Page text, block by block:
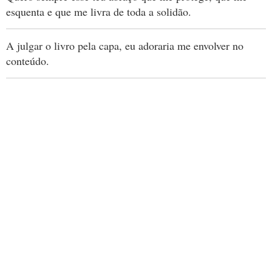
esquenta e que me livra de toda a solidão.
A julgar o livro pela capa, eu adoraria me envolver no
conteúdo.